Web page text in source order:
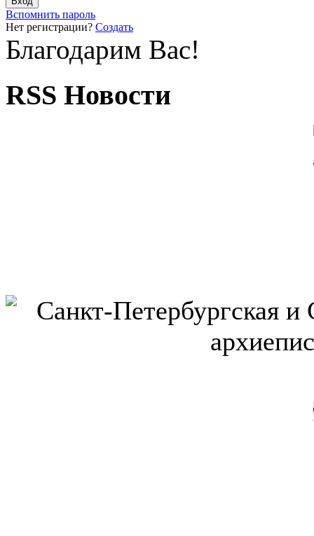
Вспомнить пароль
Нет регистрации? Создать
Благодарим Вас!
RSS Новости